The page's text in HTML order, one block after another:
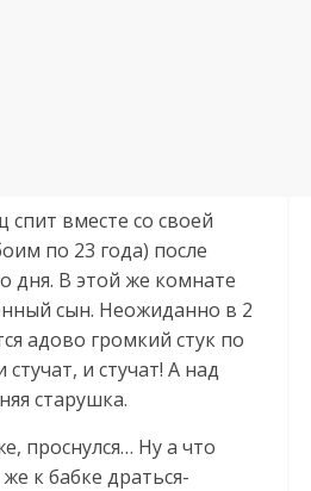
вместе со своей
по 23 года) после
дня. В этой же комнате
сын. Неожиданно в 2
адово громкий стук по
и стучат! А над
старушка.
проснулся… Ну а что
к бабке драться-